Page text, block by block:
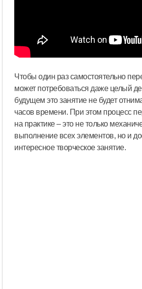
Чтобы один раз самостоятельно
может потребоваться даже целый
будущем это занятие не будет
часов времени. При этом процесс
на практике – это не только
выполнение всех элементов, но и
интересное творческое занятие.